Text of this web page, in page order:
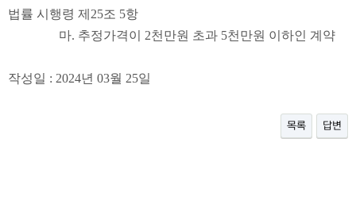
법률 시행령 제 25조 5항
마. 추정가격이 2천만원 초과 5천만원 이하인 계약
작성일 : 2024년 03월 25일
목록 답변